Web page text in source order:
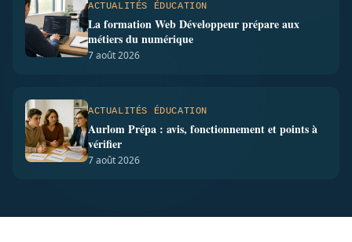
ACTUALITÉS ÉDUCATION
La formation Web Développeur prépare aux
métiers du numérique
7 août 2026
ACTUALITÉS ÉDUCATION
Aurlom Prépa : avis, fonctionnement et points à
vérifier
7 août 2026